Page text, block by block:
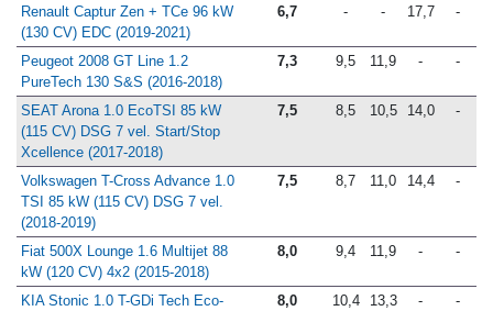
Renault Captur Zen + TCe 96 kW
(130 CV) EDC (2019-2021)
6,7 - - 17,7 -
Peugeot 2008 GT Line 1.2
PureTech 130 S&S (2016-2018)
7,3 9,5 11,9 - -
SEAT Arona 1.0 EcoTSI 85 kW
(115 CV) DSG 7 vel. Start/Stop
Xcellence (2017-2018)
7,5 8,5 10,5 14,0 -
Volkswagen T-Cross Advance 1.0
TSI 85 kW (115 CV) DSG 7 vel.
(2018-2019)
7,5 8,7 11,0 14,4 -
Fiat 500X Lounge 1.6 Multijet 88
kW (120 CV) 4x2 (2015-2018)
8,0 9,4 11,9 - -
KIA Stonic 1.0 T-GDi Tech Eco-
8,0 10,4 13,3 - -